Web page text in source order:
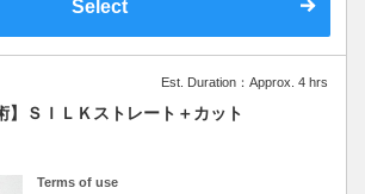
Select
Est. Duration：Approx. 4 hrs
】ＳＩＬＫストレート＋カット
Terms of use